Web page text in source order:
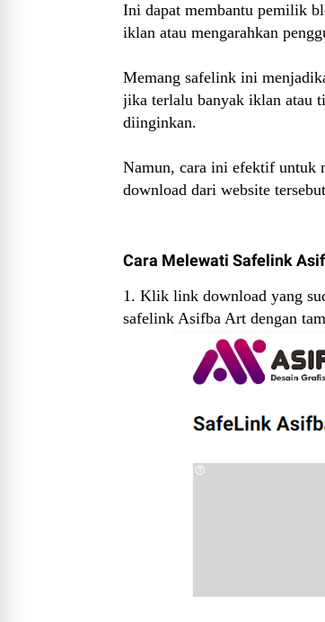
Ini dapat membantu pemilik
iklan atau mengarahkan
Memang safelink ini
jika terlalu banyak iklan atau
diinginkan.
Namun, cara ini efektif untuk
download dari website
Cara Melewati Safelink
1. Klik link download yang
safelink Asifba Art dengan